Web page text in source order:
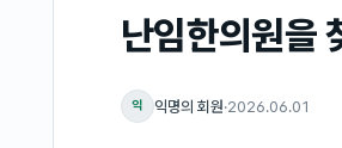
난임한의원을
익 익명의 회원·2026.06.01